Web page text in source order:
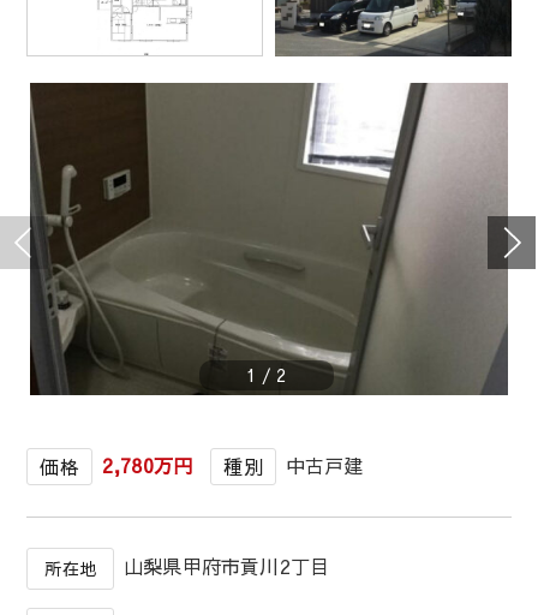
1 / 2
価格 2,780万円 種別 中古戸建
所在地 山梨県甲府市貢川2丁目